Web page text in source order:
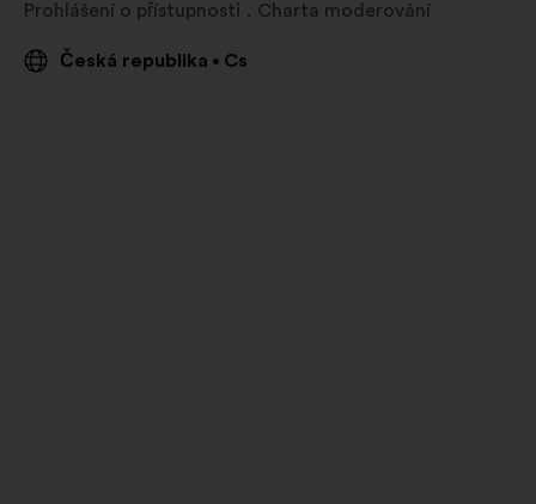
Prohlášení o přístupnosti
Charta moderování
Česká republika • Cs